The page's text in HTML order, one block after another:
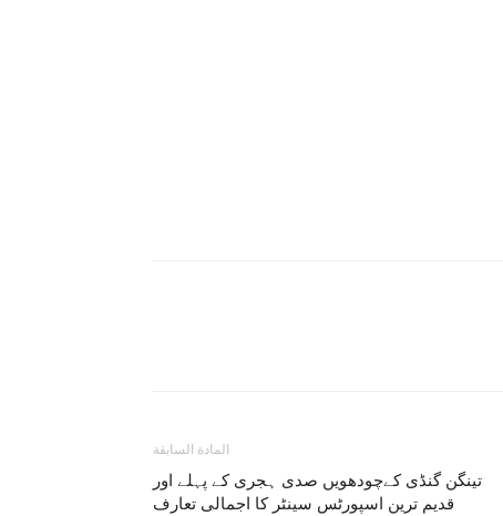
المادة السابقة
تینگن گنڈی کےچودھویں صدی ہجری کے پہلے اور